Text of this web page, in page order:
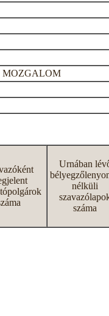
Urnában
nélküli
száma